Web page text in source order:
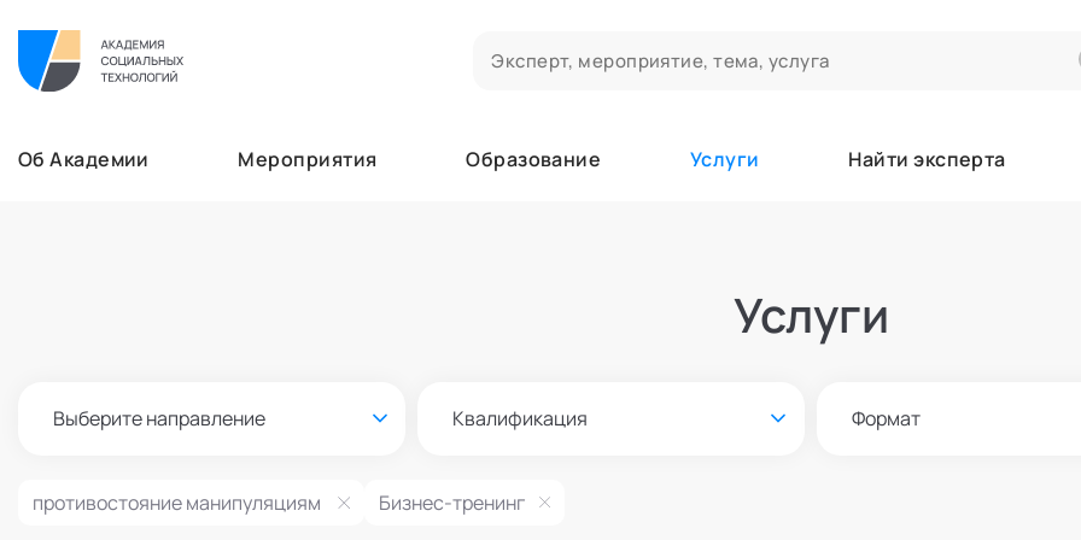
Об Академии Мероприятия Образование Услуги Найти эксперта
Услуги
Выберите направление Квалификация
Показать всех
Формат
противостояние манипуляциям Бизнес-тренинг
Сертификаты
В этом разделе отображаются программы, на которые вы зачисляетесь/уже зачислены в качестве слушателя
Добавить фото, изменить контактные данные
Поддержка